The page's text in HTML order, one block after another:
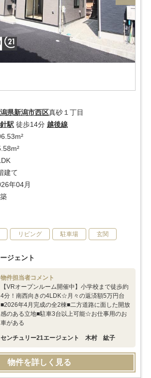
県新潟市西区真砂１丁目
駅 徒歩14分 越後線
建て
年04月
リビング 駐車場 玄関
ジェント
物件担当者コメント
【VRオープンルーム開催中】小学校まで徒歩約
4分！南西向きの4LDK☆月々の返済額5万円台
■2026年4月完成の全2棟■二方道路に面した開放
感のある立地■駐車3台以上可能☆お仕事用のお
車がある
センチュリー21エージェント 木村 紘子
物件を詳しく見る